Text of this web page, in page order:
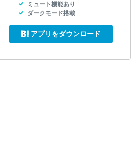
ミュート機能あり
ダークモード搭載
アプリをダウンロード